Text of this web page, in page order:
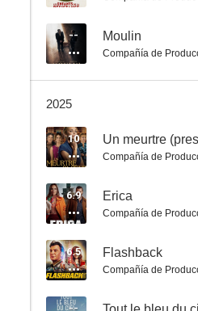
Un meurtre (presque) parfait
10
-- Moulin
Compañía de
2025
10 Un meurtre
Compañía de
6.9 Erica
Compañía de
6.5 Flashback
Compañía de
--